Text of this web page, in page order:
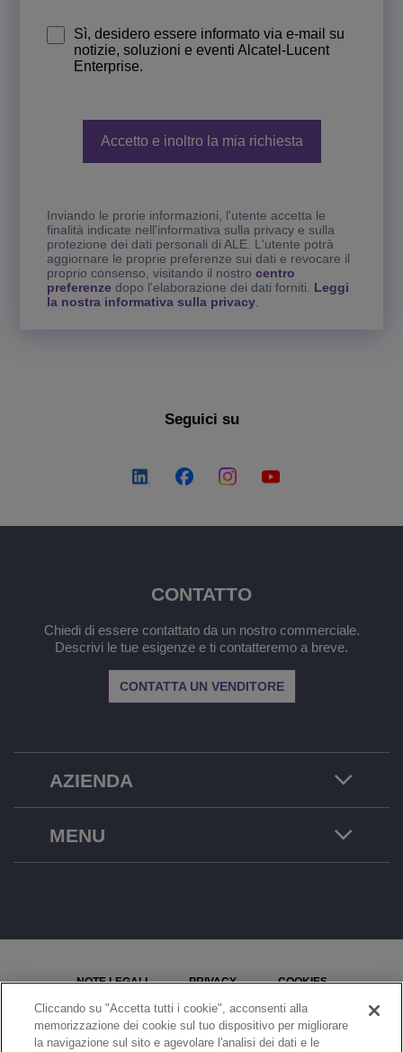
Sì, desidero essere informato via e-mail su
notizie, soluzioni e eventi Alcatel-Lucent
Enterprise.
Inviando le prorie informazioni, l'utente accetta le
finalità indicate nell'informativa sulla privacy e sulla
protezione dei dati personali di ALE. L'utente potrà
aggiornare le proprie preferenze sui dati e revocare il
proprio consenso, visitando il nostro centro
preferenze dopo l'elaborazione dei dati forniti. Leggi
la nostra informativa sulla privacy
Seguici su
AZIENDA
CONTATTO
Chiedi di essere contattato da un nostro commerciale.
Descrivi le tue esigenze e ti contatteremo a breve.
CONTATTA UN VENDITORE
MENU
NOTE LEGALI PRIVACY COOKIES
SEGNALA UN PROBLEMA
IMPOSTAZIONI COOKIE
Cliccando su "Accetta tutti i cookie", acconsenti alla
memorizzazione dei cookie sul tuo dispositivo per migliorare
la navigazione sul sito e agevolare l'analisi dei dati e le